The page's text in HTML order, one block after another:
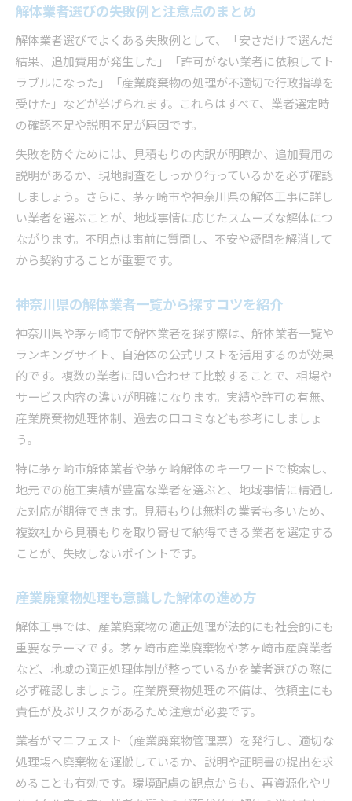
安心して任せるための解体業者選定法とは
解体業者選びの失敗例と注意点のまとめ
解体業者選びでよくある失敗例として、「安さだけで選んだ
結果、追加費用が発生した」「許可がない業者に依頼してト
ラブルになった」「産業廃棄物の処理が不適切で行政指導を
受けた」などが挙げられます。これらはすべて、業者選定時
の確認不足や説明不足が原因です。
失敗を防ぐためには、見積もりの内訳が明瞭か、追加費用の
説明があるか、現地調査をしっかり行っているかを必ず確認
しましょう。さらに、茅ヶ崎市や神奈川県の解体工事に詳し
い業者を選ぶことが、地域事情に応じたスムーズな解体につ
ながります。不明点は事前に質問し、不安や疑問を解消して
から契約することが重要です。
神奈川県の解体業者一覧から探すコツを紹介
神奈川県や茅ヶ崎市で解体業者を探す際は、解体業者一覧や
ランキングサイト、自治体の公式リストを活用するのが効果
的です。複数の業者に問い合わせて比較することで、相場や
サービス内容の違いが明確になります。実績や許可の有無、
産業廃棄物処理体制、過去の口コミなども参考にしましょ
う。
特に茅ヶ崎市解体業者や茅ヶ崎解体のキーワードで検索し、
地元での施工実績が豊富な業者を選ぶと、地域事情に精通し
た対応が期待できます。見積もりは無料の業者も多いため、
複数社から見積もりを取り寄せて納得できる業者を選定する
ことが、失敗しないポイントです。
産業廃棄物処理も意識した解体の進め方
解体工事では、産業廃棄物の適正処理が法的にも社会的にも
重要なテーマです。茅ヶ崎市産業廃棄物や茅ヶ崎市産廃業者
など、地域の適正処理体制が整っているかを業者選びの際に
必ず確認しましょう。産業廃棄物処理の不備は、依頼主にも
責任が及ぶリスクがあるため注意が必要です。
業者がマニフェスト（産業廃棄物管理票）を発行し、適切な
処理場へ廃棄物を運搬しているか、説明や証明書の提出を求
めることも有効です。環境配慮の観点からも、再資源化やリ